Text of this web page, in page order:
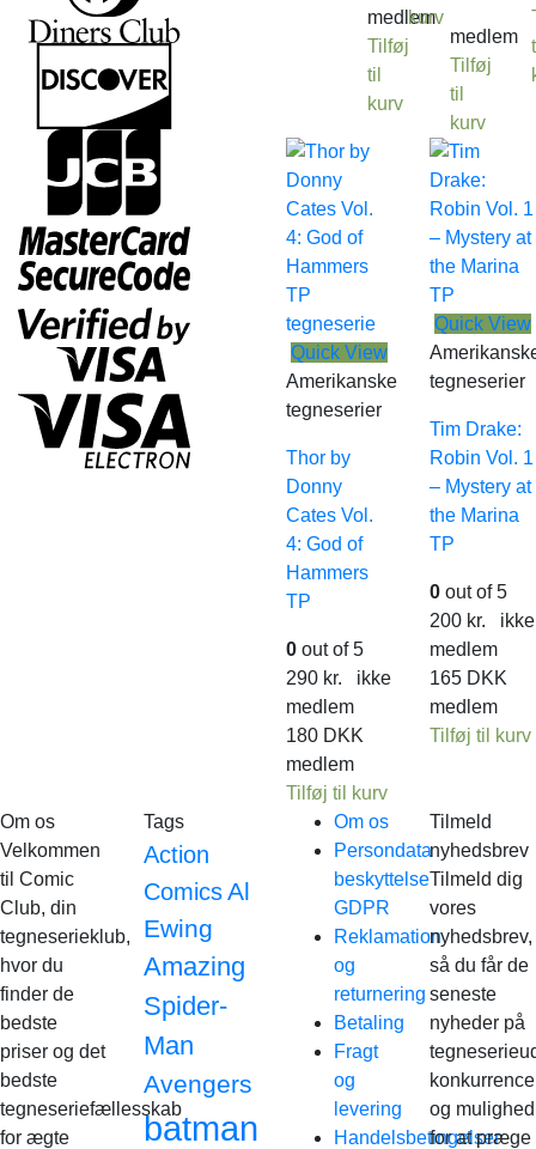
medlem
Tilføj
til
kurv
kurv
medlem
Tilføj
til
kurv
Quick View
Amerikanske
tegneserier
Thor by
Donny
Cates Vol.
4: God of
Hammers
TP
0 out of 5
290 kr. ikke
medlem
180 DKK
medlem
Tilføj til kurv
Quick View
tegneserier
Tim Drake:
Robin Vol. 1
– Mystery at
the Marina
TP
0out of 5
200 kr. ikke
medlem
165 DKK
medlem
Tilføj til kurv
Om os
Velkommen
til Comic
Club, din
tegneserieklub,
hvor du
finder de
bedste
priser og det
bedste
tegneseriefællesskab
for ægte
Tags
Action
Comics Al
Ewing
Amazing
Spider-
Man
Avengers
batman
Om os
Persondata
beskyttelse
GDPR
Reklamation
og
returnering
Betaling
Fragt
og
levering
Handelsbetingelser
Tilmeld
nyhedsbrev
Tilmeld dig
vores
nyhedsbrev,
så du får de
seneste
nyheder på
og mulighed
for at præge